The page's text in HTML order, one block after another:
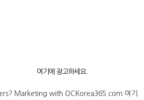
여기에 광고하세요.
Marketing with OCKorea365.com 여기